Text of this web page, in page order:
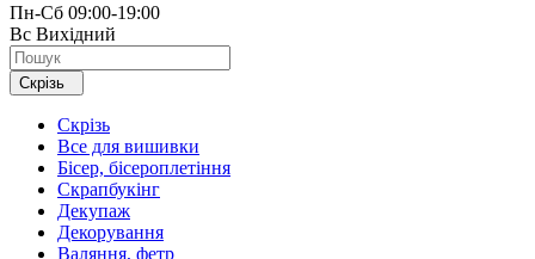
Пн-Сб 09:00-19:00
Вс Вихідний
Скрізь
Скрізь
Все для вишивки
Бісер, бісероплетіння
Скрапбукінг
Декупаж
Декорування
Валяння, фетр